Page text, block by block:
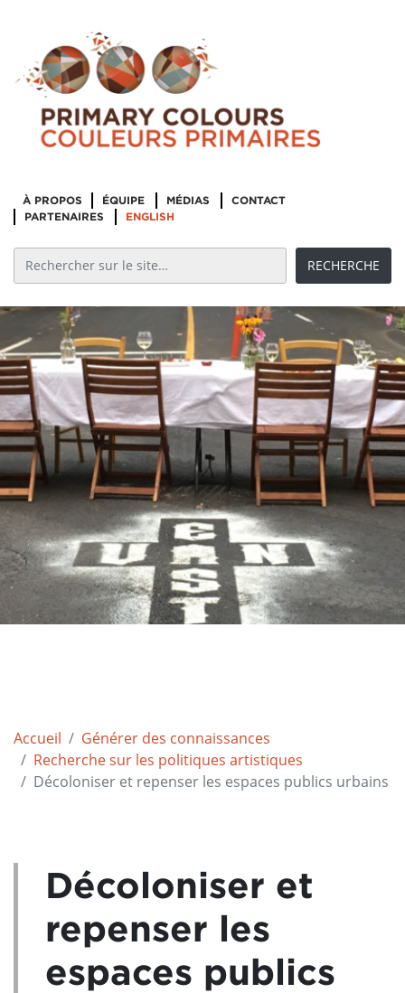
À PROPOS ÉQUIPE MÉDIAS
CONTACT
PARTENAIRES
ENGLISH
Accueil
Générer des connaissances
Recherche sur les politiques artistiques
Décoloniser et repenser les espaces publics urbains
Décoloniser et
repenser les
espaces publics